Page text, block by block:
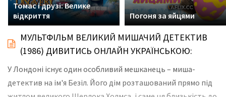
Томас і друзі: Велике
відкриття
Погоня за яйцями
МУЛЬТФІЛЬМ ВЕЛИКИЙ МИШАЧИЙ ДЕТЕКТИВ
(1986) ДИВИТИСЬ ОНЛАЙН УКРАЇНСЬКОЮ:
У Лондоні існує один особливий мешканець – миша-
детектив на ім'я Безіл. Його дім розташований прямо під